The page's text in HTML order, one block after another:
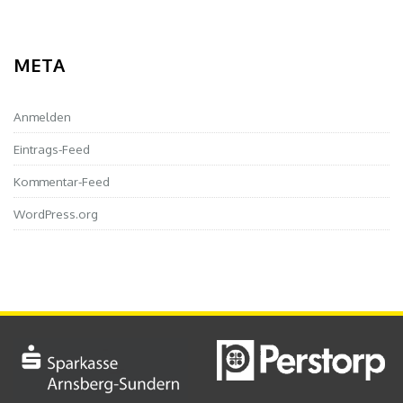
META
Anmelden
Eintrags-Feed
Kommentar-Feed
WordPress.org